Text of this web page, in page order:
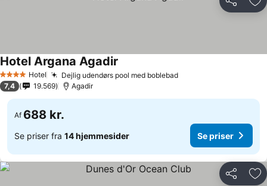
Del
4 StjernerHotel Dejlig udendørs pool med boblebad
Hotel Argana Agadir
7,4 19.569 Agadir
Af 688 kr.
Se priser fra 14 hjemmesider Se priser
Del